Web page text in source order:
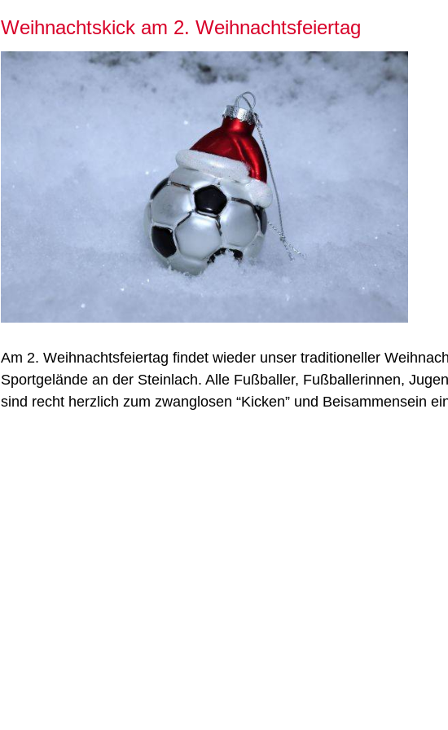
Weihnachtskick am 2. Weihnachtsfeiertag
Zeige
grösseres
Am 2. Weihnachtsfeiertag findet wieder unser traditioneller
Sportgelände an der Steinlach. Alle Fußballer, Fußballerinnen,
sind recht herzlich zum zwanglosen “Kicken” und Beisammensein